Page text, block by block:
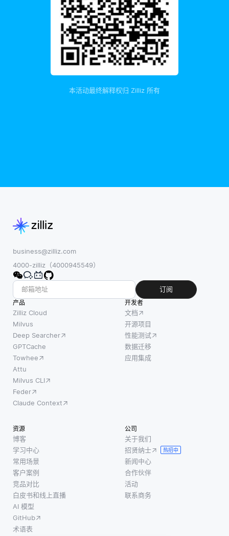
本活动最终解释权归 Zilliz 所有
business@zilliz.com
4000-zilliz（4000945549）
订阅
产品
Zilliz Cloud
Milvus
Deep Searcher
GPTCache
Towhee
Attu
Milvus CLI
Feder
Claude Context
开发者
文档
开源项目
性能测试
数据迁移
应用集成
资源
博客
学习中心
常用场景
客户案例
竞品对比
白皮书和线上直播
AI 模型
GitHub
术语表
公司
关于我们
招贤纳士
热招中
新闻中心
合作伙伴
活动
联系商务